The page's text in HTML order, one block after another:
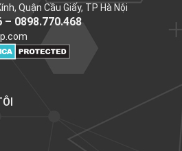
Quận Cầu Giấy, TP Hà Nội
– 0898.770.468